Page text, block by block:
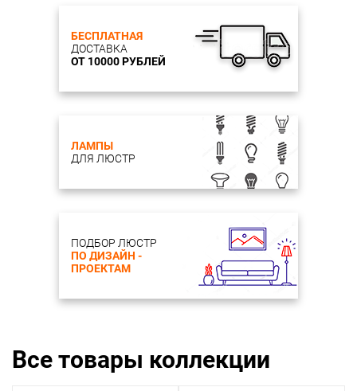
БЕСПЛАТНАЯ
ДОСТАВКА
ОТ 10000 РУБЛЕЙ
ЛАМПЫ
ДЛЯ ЛЮСТР
ПОДБОР ЛЮСТР
ПО ДИЗАЙН -
ПРОЕКТАМ
Все товары коллекции